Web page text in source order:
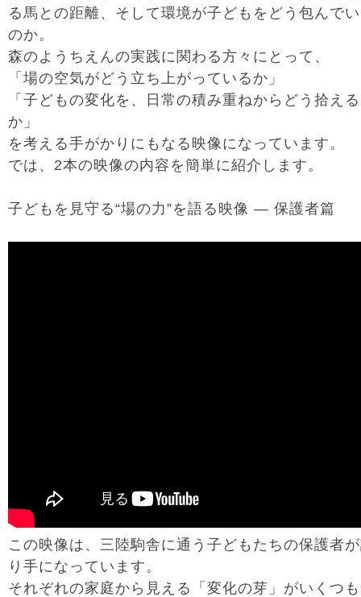
る馬との距離、そして環境が子どもをどう包んで
のか。
森のようちえんの実践に関わる方々にとって、
「場の空気がどう立ち上がっているか」
「子どもの変化を、日常の積み重ねからどう拾える
か」
を考える手がかりにもなる映像になっています。
では、2本の映像の内容を簡単に紹介します。
子どもを見守る“場の力”を語る映像 ― 保護者篇
この映像は、三陸駒舎に通う子どもたちの保護者
り手になっています。
それぞれの家庭から見える「変化の芽」がいくつ